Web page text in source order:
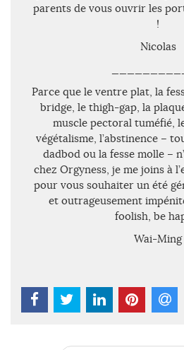
parents de vous ouvrir les
!
Nicolas
Parce que le ventre plat, la
bridge, le thigh-gap, la
muscle pectoral tuméfié,
végétalisme, l’abstinence –
dadbod ou la fesse molle –
chez Orgyness, je me joins à
pour vous souhaiter un été
et outrageusement
foolish, be
Wai-Ming